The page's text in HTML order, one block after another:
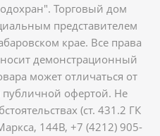
Торговый дом
представителем
крае. Все права
демонстрационный
может отличаться от
публичной офертой. Не
(ст. 431.2 ГК
144В, +7 (4212) 905-